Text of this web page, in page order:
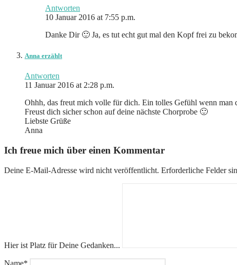
Antworten
10 Januar 2016 at 7:55 p.m.
Danke Dir 🙂 Ja, es tut echt gut mal den Kopf frei zu
Anna erzählt
Antworten
11 Januar 2016 at 2:28 p.m.
Ohhh, das freut mich volle für dich. Ein tolles Gefühl wenn man
Freust dich sicher schon auf deine nächste Chorprobe 🙂
Liebste Grüße
Anna
Ich freue mich über einen Kommentar
Deine E-Mail-Adresse wird nicht veröffentlicht. Erforderliche Felder
Hier ist Platz für Deine Gedanken...
Name*